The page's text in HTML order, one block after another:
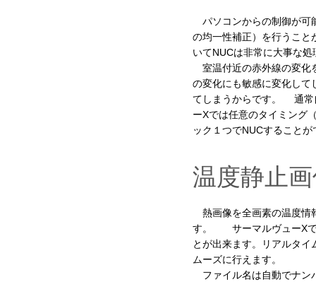
パソコンからの制御が可
の均一性補正）を行うこ
いてNUCは非常に大事な
室温付近の赤外線の変化
の変化にも敏感に変化して
てしまうからです。 通常
ーXでは任意のタイミング
ック１つでNUCすること
温度静止
熱画像を全画素の温度情
す。 サーマルヴューXで
とが出来ます。リアルタ
ムーズに行えます。
ファイル名は自動でナン